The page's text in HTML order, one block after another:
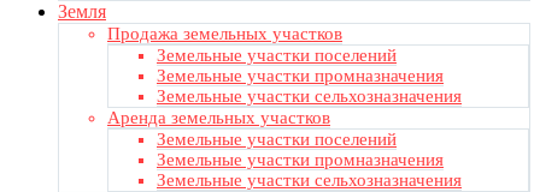
Земля
Продажа земельных участков
Земельные участки поселений
Земельные участки промназначения
Земельные участки сельхозназначения
Аренда земельных участков
Земельные участки поселений
Земельные участки промназначения
Земельные участки сельхозназначения